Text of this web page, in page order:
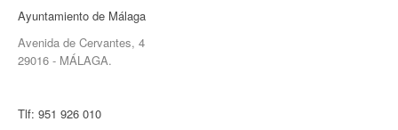
Ayuntamiento de Málaga
Avenida de Cervantes, 4
29016 - MÁLAGA.
Tlf: 951 926 010